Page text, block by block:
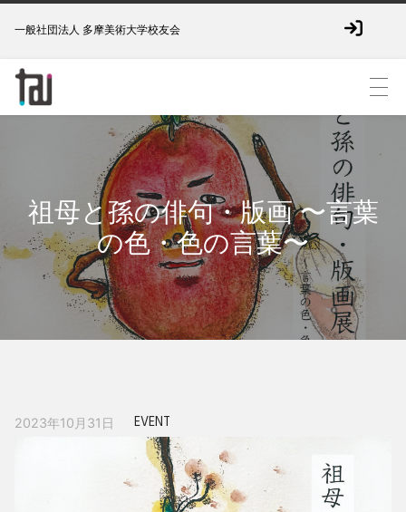
一般社団法人 多摩美術大学校友会
祖母と孫の俳句・版画 〜言葉
の色・色の言葉〜
2023年10月31日 EVENT